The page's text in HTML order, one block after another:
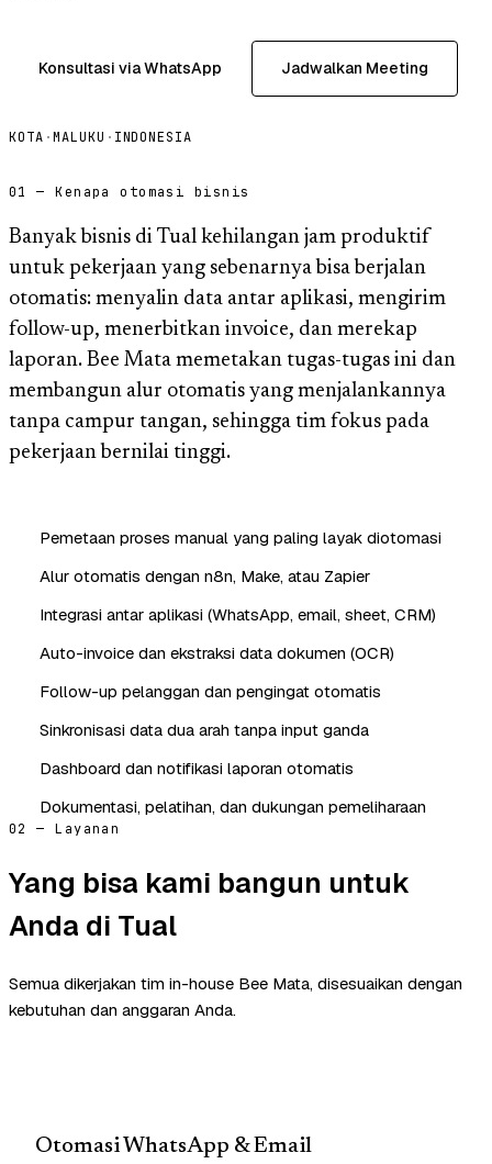
Konsultasi via WhatsApp Jadwalkan Meeting
KOTA ·MALUKU · INDONESIA
01 — Kenapa otomasi bisnis
Banyak bisnis di Tual kehilangan jam produktif
untuk pekerjaan yang sebenarnya bisa berjalan
otomatis: menyalin data antar aplikasi, mengirim
follow-up, menerbitkan invoice, dan merekap
laporan. Bee Mata memetakan tugas-tugas ini dan
membangun alur otomatis yang menjalankannya
tanpa campur tangan, sehingga tim fokus pada
pekerjaan bernilai tinggi.
Pemetaan proses manual yang paling layak diotomasi
Alur otomatis dengan n8n, Make, atau Zapier
Integrasi antar aplikasi (WhatsApp, email, sheet, CRM)
Auto-invoice dan ekstraksi data dokumen (OCR)
Follow-up pelanggan dan pengingat otomatis
Sinkronisasi data dua arah tanpa input ganda
Dashboard dan notifikasi laporan otomatis
Dokumentasi, pelatihan, dan dukungan pemeliharaan
02 — Layanan
Yang bisa kami bangun untuk
Anda di Tual
Semua dikerjakan tim in-house Bee Mata, disesuaikan dengan
kebutuhan dan anggaran Anda.
Otomasi WhatsApp & Email